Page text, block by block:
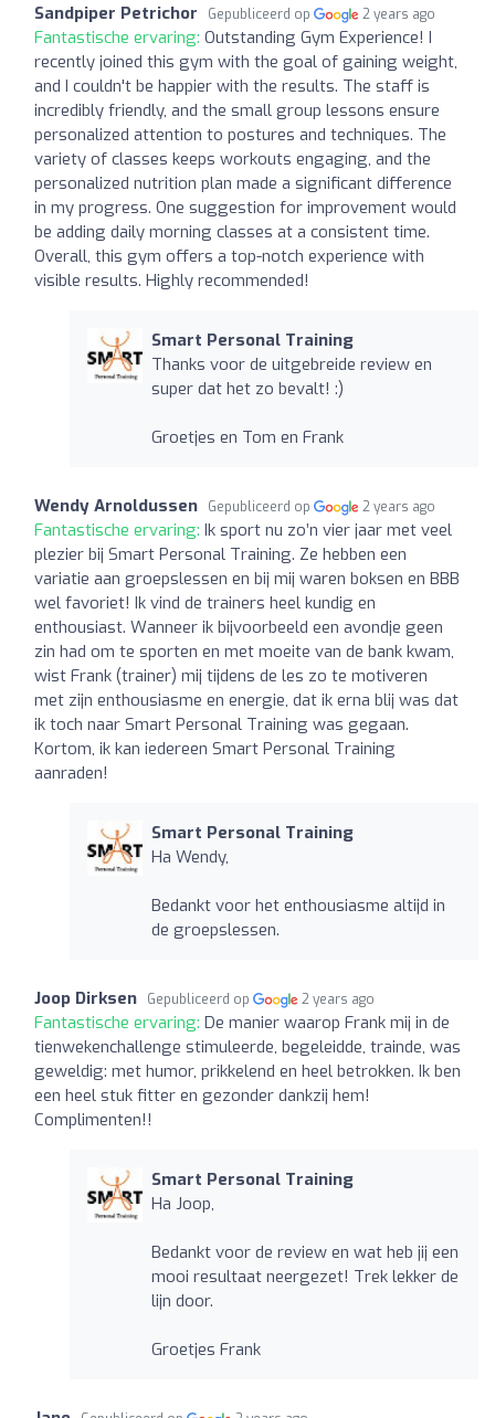
Sandpiper Petrichor Gepubliceerd op 2 years ago
Fantastische ervaring: Outstanding Gym Experience! I
recently joined this gym with the goal of gaining weight,
and I couldn't be happier with the results. The staff is
incredibly friendly, and the small group lessons ensure
personalized attention to postures and techniques. The
variety of classes keeps workouts engaging, and the
personalized nutrition plan made a significant difference
in my progress. One suggestion for improvement would
be adding daily morning classes at a consistent time.
Overall, this gym offers a top-notch experience with
visible results. Highly recommended!
Smart Personal Training
Thanks voor de uitgebreide review en
super dat het zo bevalt! :)
Groetjes en Tom en Frank
Wendy Arnoldussen Gepubliceerd op 2 years ago
Fantastische ervaring: Ik sport nu zo’n vier jaar met veel
plezier bij Smart Personal Training. Ze hebben een
variatie aan groepslessen en bij mij waren boksen en BBB
wel favoriet! Ik vind de trainers heel kundig en
enthousiast. Wanneer ik bijvoorbeeld een avondje geen
zin had om te sporten en met moeite van de bank kwam,
wist Frank (trainer) mij tijdens de les zo te motiveren
met zijn enthousiasme en energie, dat ik erna blij was dat
ik toch naar Smart Personal Training was gegaan.
Kortom, ik kan iedereen Smart Personal Training
aanraden!
Smart Personal Training
Ha Wendy,
Bedankt voor het enthousiasme altijd in
de groepslessen.
Joop Dirksen Gepubliceerd op 2 years ago
Fantastische ervaring: De manier waarop Frank mij in de
tienwekenchallenge stimuleerde, begeleidde, trainde, was
geweldig: met humor, prikkelend en heel betrokken. Ik ben
een heel stuk fitter en gezonder dankzij hem!
Complimenten!!
Smart Personal Training
Ha Joop,
Bedankt voor de review en wat heb jij een
mooi resultaat neergezet! Trek lekker de
lijn door.
Groetjes Frank